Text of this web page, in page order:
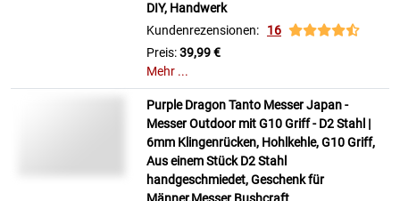
DIY, Handwerk
Kundenrezensionen: 16
Preis:39,99 €
Mehr ...
Purple Dragon Tanto Messer Japan -
Messer Outdoor mit G10 Griff - D2 Stahl |
6mm Klingenrücken, Hohlkehle, G10 Griff,
Aus einem Stück D2 Stahl
handgeschmiedet, Geschenk für